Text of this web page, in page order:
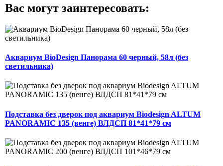
Вас могут заинтересовать:
Аквариум BioDesign Панорама 60 черный, 58л (без
светильника)
Подставка без дверок под аквариум Biodesign ALTUM
PANORAMIC 135 (венге) ВЛДСП 81*41*79 см